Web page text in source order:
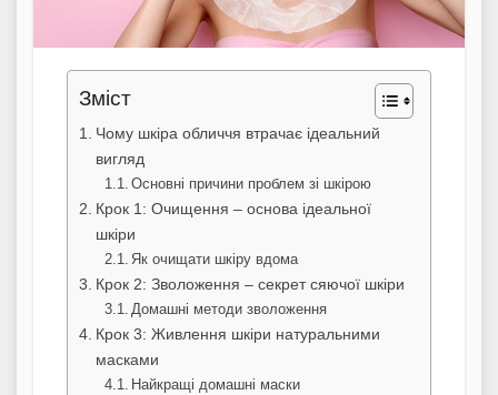
Зміст
Чому шкіра обличчя втрачає ідеальний
вигляд
Основні причини проблем зі шкірою
Крок 1: Очищення – основа ідеальної
шкіри
Як очищати шкіру вдома
Крок 2: Зволоження – секрет сяючої шкіри
Домашні методи зволоження
Крок 3: Живлення шкіри натуральними
масками
Найкращі домашні маски